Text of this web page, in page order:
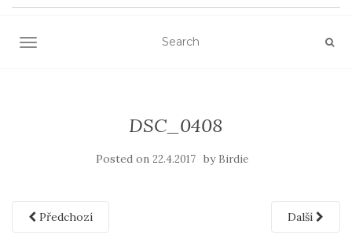
TOGGLE NAVIGATION
DSC_0408
Posted on 22.4.2017 by Birdie
Předchozí Další